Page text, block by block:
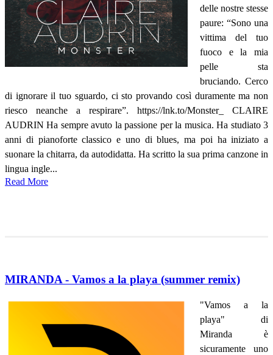
delle nostre stesse
paure: “Sono una
vittima del tuo
fuoco e la mia
pelle sta
bruciando. Cerco
di ignorare il tuo sguardo, ci sto provando così duramente ma non
riesco neanche a respirare”. https://lnk.to/Monster_ CLAIRE
AUDRIN Ha sempre avuto la passione per la musica. Ha studiato 3
anni di pianoforte classico e uno di blues, ma poi ha iniziato a
suonare la chitarra, da autodidatta. Ha scritto la sua prima canzone in
lingua ingle...
Read More
MIRANDA - Vamos a la playa (summer remix)
"Vamos a la
playa" di
Miranda è
sicuramente uno